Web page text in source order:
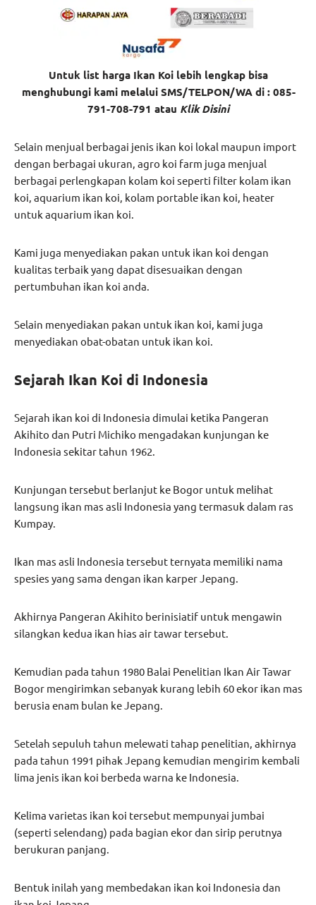
Untuk list harga Ikan Koi lebih lengkap bisa
menghubungi kami melalui SMS/TELPON/WA di : 085-
791-708-791 atau Klik Disini
Selain menjual berbagai jenis ikan koi lokal maupun import
dengan berbagai ukuran, agro koi farm juga menjual
berbagai perlengkapan kolam koi seperti filter kolam ikan
koi, aquarium ikan koi, kolam portable ikan koi, heater
untuk aquarium ikan koi.
Kami juga menyediakan pakan untuk ikan koi dengan
kualitas terbaik yang dapat disesuaikan dengan
pertumbuhan ikan koi anda.
Selain menyediakan pakan untuk ikan koi, kami juga
menyediakan obat-obatan untuk ikan koi.
Sejarah Ikan Koi di Indonesia
Sejarah ikan koi di Indonesia dimulai ketika Pangeran
Akihito dan Putri Michiko mengadakan kunjungan ke
Indonesia sekitar tahun 1962.
Kunjungan tersebut berlanjut ke Bogor untuk melihat
langsung ikan mas asli Indonesia yang termasuk dalam ras
Kumpay.
Ikan mas asli Indonesia tersebut ternyata memiliki nama
spesies yang sama dengan ikan karper Jepang.
Akhirnya Pangeran Akihito berinisiatif untuk mengawin
silangkan kedua ikan hias air tawar tersebut.
Kemudian pada tahun 1980 Balai Penelitian Ikan Air Tawar
Bogor mengirimkan sebanyak kurang lebih 60 ekor ikan mas
berusia enam bulan ke Jepang.
Setelah sepuluh tahun melewati tahap penelitian, akhirnya
pada tahun 1991 pihak Jepang kemudian mengirim kembali
lima jenis ikan koi berbeda warna ke Indonesia.
Kelima varietas ikan koi tersebut mempunyai jumbai
(seperti selendang) pada bagian ekor dan sirip perutnya
berukuran panjang.
Bentuk inilah yang membedakan ikan koi Indonesia dan